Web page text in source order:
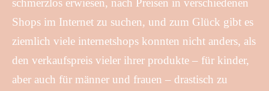
Shops im Internet zu suchen, und zum Glück gibt es
ziemlich viele internetshops konnten nicht anders, als
den verkaufspreis vieler ihrer produkte – für kinder,
aber auch für männer und frauen – drastisch zu